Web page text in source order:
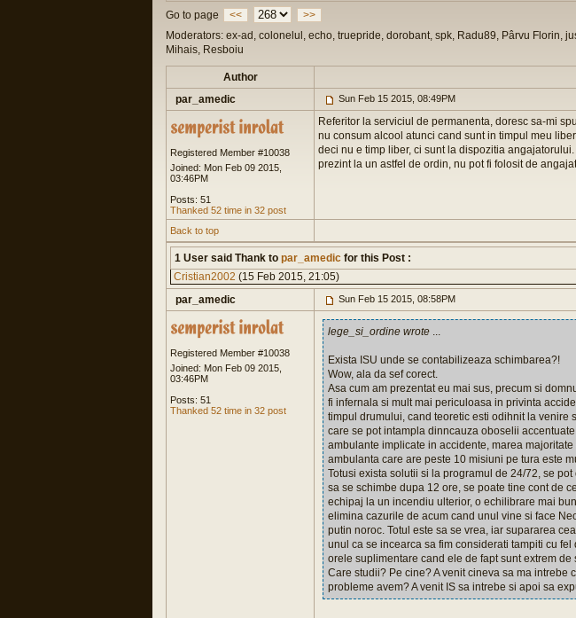
Go to page
<<
>>
Moderators: ex-ad, colonelul, echo, truepride, dorobant, spk, Radu89, Pârvu Florin,
Mihais, Resboiu
Author
par_amedic
Sun Feb 15 2015, 08:49PM
Registered Member #10038
Joined: Mon Feb 09 2015,
03:46PM
Posts: 51
Thanked 52 time in 32 post
Referitor la serviciul de permanenta, doresc sa-mi
nu consum alcool atunci cand sunt in timpul meu
deci nu e timp liber, ci sunt la dispozitia
prezint la un astfel de ordin, nu pot fi folosit de
Back to top
1 User said Thank to par_amedic for this Post :
Cristian2002 (15 Feb 2015, 21:05)
par_amedic
Sun Feb 15 2015, 08:58PM
Registered Member #10038
Joined: Mon Feb 09 2015,
03:46PM
Posts: 51
Thanked 52 time in 32 post
lege_si_ordine wrote ...
Exista ISU unde se contabilizeaza schimbarea?!
Wow, ala da sef corect.
Asa cum am prezentat eu mai sus, precum si
fi infernala si mult mai periculoasa in privinta
timpul drumului, cand teoretic esti odihnit la venire
care se pot intampla dinncauza oboselii
ambulante implicate in accidente, marea
ambulanta care are peste 10 misiuni pe tura este
Totusi exista solutii si la programul de 24/72, se
sa se schimbe dupa 12 ore, se poate tine cont de
echipaj la un incendiu ulterior, o echilibrare mai
elimina cazurile de acum cand unul vine si face
putin noroc. Totul este sa se vrea, iar supararea
unul ca se incearca sa fim considerati tampiti cu
orele suplimentare cand ele de fapt sunt extrem
Care studii? Pe cine? A venit cineva sa ma intrebe
probleme avem? A venit IS sa intrebe si apoi sa